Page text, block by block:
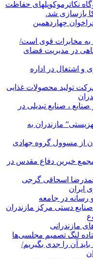
نکاترموکوپلهای حفاظت
بازسازی شد.
چهاردهمین
به مخابرات قوی است/
در مدیریت فضای
اشتغال در اداره
تولید محصولات غذایی
، صنایع تبدیلی در
بهزیستی” مازندران به
از مسوول گروه جهادی
خیرین دفاع مقدس در
اسحاقی گرجی
ایران
در جامعه
صنایع دستی مرکز مازندران
مازندرانی
لنگ تصمیم مجلسی‌ها
آن را جدی بگیریم/